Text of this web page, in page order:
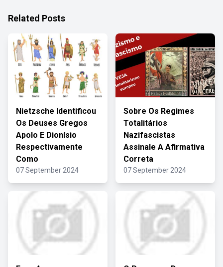
Related Posts
Nietzsche Identificou
Os Deuses Gregos
Apolo E Dionísio
Respectivamente
Como
07 September 2024
Sobre Os Regimes
Totalitários
Nazifascistas
Assinale A Afirmativa
Correta
07 September 2024